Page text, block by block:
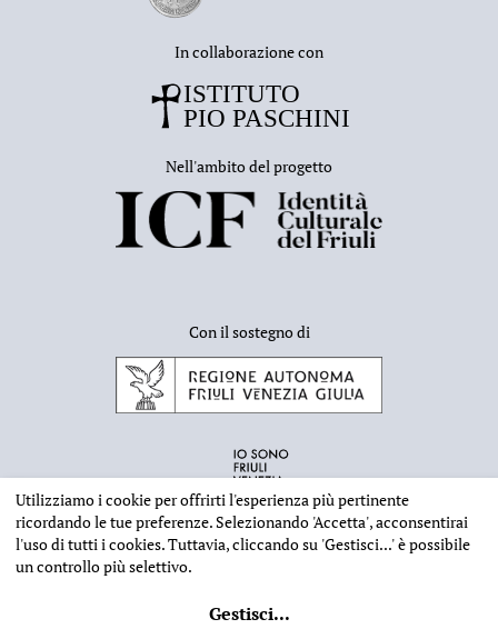
In collaborazione con
Nell'ambito del progetto
Con il sostegno di
2026 - Deputazione di Storia Patria per il Friuli - CF 80023560305
Utilizziamo i cookie per offrirti l'esperienza più pertinente
ricordando le tue preferenze. Selezionando 'Accetta', acconsentirai
l'uso di tutti i cookies. Tuttavia, cliccando su 'Gestisci...'è possibile
un controllo più selettivo.
Gestisci...